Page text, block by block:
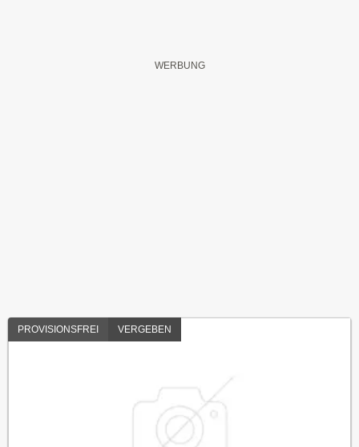
PROVISIONSFREI VERGEBEN